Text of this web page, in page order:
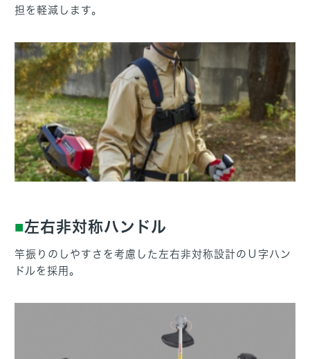
担を軽減します。
左右非対称ハンドル
竿振りのしやすさを考慮した左右非対称設計のＵ字ハン
ドルを採用。